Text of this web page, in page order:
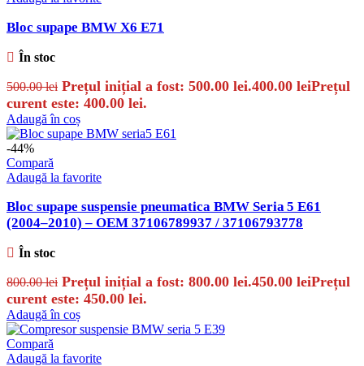
Bloc supape BMW X6 E71
În stoc
500.00lei Prețul inițial a fost: 500.00 lei.400.00 leiPrețul
curent este: 400.00 lei.
Adaugă în coș
-44%
Compară
Adaugă la favorite
Bloc supape suspensie pneumatica BMW Seria 5 E61
(2004–2010) – OEM 37106789937 / 37106793778
În stoc
800.00lei Prețul inițial a fost: 800.00 lei.450.00 leiPrețul
curent este: 450.00 lei.
Adaugă în coș
Compară
Adaugă la favorite